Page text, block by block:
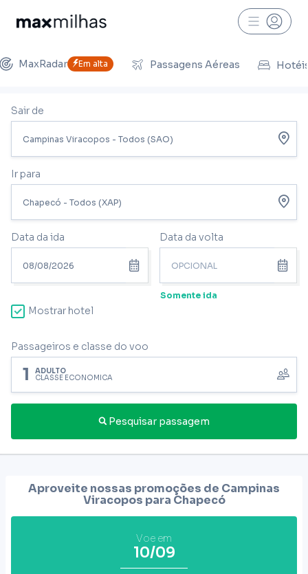
MaxRadar Em alta Passagens Aéreas
Sair de
Ir para
Data da ida Data da volta
Somente ida
Mostrar hotel
Passageiros e classe do voo
1 ADULTO
CLASSE ECONÔMICA
Pesquisar passagem
Aproveite nossas promoções de Campinas
Viracopos para Chapecó
Voe em
10/09